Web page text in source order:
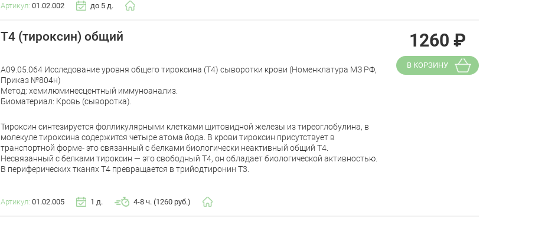
Артикул: 01.02.002 до 5 д.
Т4 (тироксин) общий
A09.05.064 Исследование уровня общего тироксина (Т4) сыворотки крови (Номенклатура МЗ РФ,
Приказ №804н)
Метод: хемилюминесцентный иммуноанализ.
Биоматериал: Кровь (сыворотка).
Тироксин синтезируется фолликулярными клетками щитовидной железы из тиреоглобулина, в
молекуле тироксина содержится четыре атома йода. В крови тироксин присутствует в
транспортной форме- это связанный с белками биологически неактивный общий Т4.
Несвязанный с белками тироксин — это свободный Т4, он обладает биологической активностью.
В периферических тканях Т4 превращается в трийодтиронин Т3.
Артикул: 01.02.005 1 д. 4-8 ч. (1260 руб.)
1260 ₽
В КОРЗИНУ